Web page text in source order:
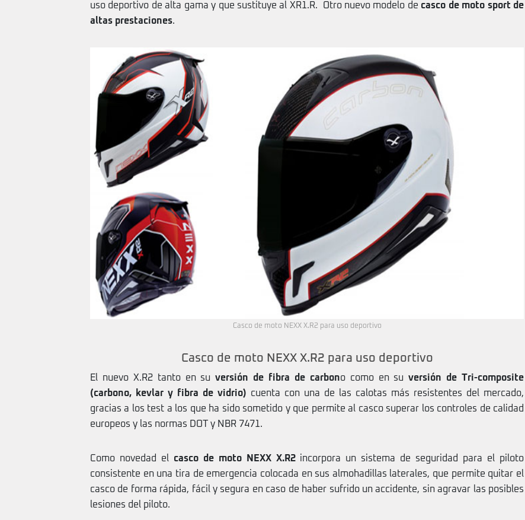
uso deportivo de alta gama y que sustituye al XR1.R. Otro nuevo modelo de casco de moto sport de
altas prestaciones.
Casco de moto NEXX X.R2 para uso deportivo
Casco de moto NEXX X.R2 para uso deportivo
El nuevo X.R2 tanto en suversión de fibra de carbono como en suversión de Tri-composite
(carbono, kevlar y fibra de vidrio) cuenta con una de las calotas más resistentes del mercado,
gracias a los test a los que ha sido sometido y que permite al casco superar los controles de calidad
europeos y las normas DOT y NBR 7471.
Como novedad el casco de moto NEXX X.R2incorpora un sistema de seguridad para el piloto
consistente en una tira de emergencia colocada en sus almohadillas laterales, que permite quitar el
casco de forma rápida, fácil y segura en caso de haber sufrido un accidente, sin agravar las posibles
lesiones del piloto.